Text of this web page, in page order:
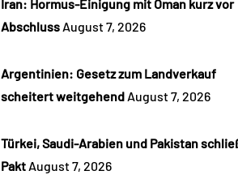
Iran: Hormus-Einigung mit Oman kurz vor
Abschluss August 7, 2026
Argentinien: Gesetz zum Landverkauf
scheitert weitgehend August 7, 2026
Türkei, Saudi-Arabien und Pakistan
Pakt August 7, 2026